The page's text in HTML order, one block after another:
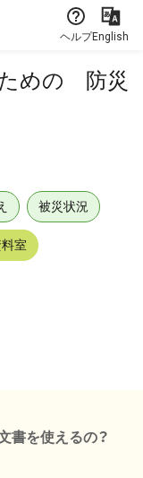
ヘルプEnglish
めの 防災
被災状況
室
書を使えるの？